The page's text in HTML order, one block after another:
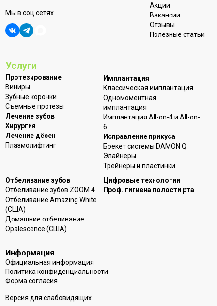
Мы в соц.сетях
Акции
Вакансии
Отзывы
Полезные статьи
Услуги
Протезирование
Виниры
Зубные коронки
Съемные протезы
Лечение зубов
Хирургия
Лечение дёсен
Плазмолифтинг
Имплантация
Классическая имплантация
Одномоментная
имплантация
Имплантация All-on-4 и All-on-
6
Исправление прикуса
Брекет системы DAMON Q
Элайнеры
Трейнеры и пластинки
Отбеливание зубов
Отбеливание зубов ZOOM 4
Отбеливание Amazing White
(США)
Домашние отбеливание
Opalescence (США)
Цифровые технологии
Проф. гигиена полости рта
Информация
Официальная информация
Политика конфиденциальности
Форма согласия
Версия для слабовидящих